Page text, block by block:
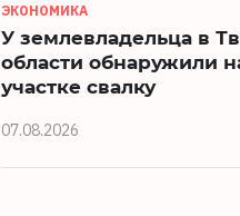
ЭКОНОМИКА
У землевладельца в
области обнаружили
участке свалку
07.08.2026